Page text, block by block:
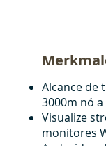
Alcance de
3000m nó a
Visualize
monitores